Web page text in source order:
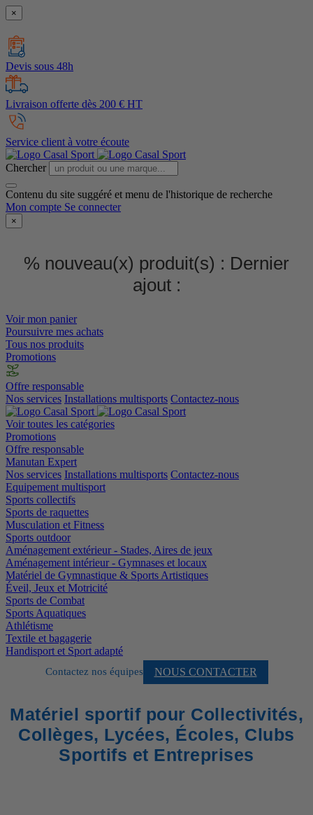
×
Devis sous 48h
Livraison offerte dès 200 € HT
Service client à votre écoute
Chercher
Contenu du site suggéré et menu de l'historique de recherche
Mon compte Se connecter
×
% nouveau(x) produit(s) : Dernier
ajout :
Voir mon panier
Poursuivre mes achats
Tous nos produits
Promotions
Offre responsable
Nos services Installations multisports Contactez-nous
Voir toutes les catégories
Promotions
Offre responsable
Manutan Expert
Nos services Installations multisports Contactez-nous
Equipement multisport
Sports collectifs
Sports de raquettes
Musculation et Fitness
Sports outdoor
Aménagement extérieur - Stades, Aires de jeux
Aménagement intérieur - Gymnases et locaux
Matériel de Gymnastique & Sports Artistiques
Éveil, Jeux et Motricité
Sports de Combat
Sports Aquatiques
Athlétisme
Textile et bagagerie
Handisport et Sport adapté
Contactez nos équipes NOUS CONTACTER
Matériel sportif pour Collectivités,
Collèges, Lycées, Écoles, Clubs
Sportifs et Entreprises